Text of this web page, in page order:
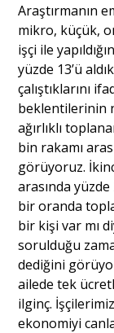
Araştırmanın
mikro, küçük,
işçi ile
yüzde 13’ü
çalıştıklarını
beklentilerinin
ağırlıklı
bin rakamı
görüyoruz.
arasında
bir oranda
bir kişi var mı
sorulduğu
dediğini
ailede tek
ilginç.
ekonomiyi